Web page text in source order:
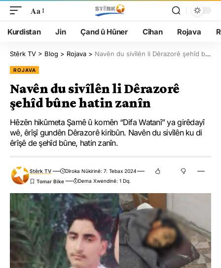
Aa
Kurdistan Jin Çand û Hûner Cîhan Rojava
Stêrk TV > Blog > Rojava > Navên du sivîlên li Dêrazorê şehîd bûne hatin zanîn
ROJAVA
Navên du sivîlên li Dêrazorê
şehîd bûne hatin zanîn
Hêzên hikûmeta Şamê û komên “Difa Watanî” ya girêdayî
wê, êrîşî gundên Dêrazorê kiribûn. Navên du sivîlên ku di
êrîşê de şehîd bûne, hatin zanîn.
Stêrk TV
Dîroka Nûkirinê: 7. Tebax 2024
Dema Xwendinê: 1 Dq.